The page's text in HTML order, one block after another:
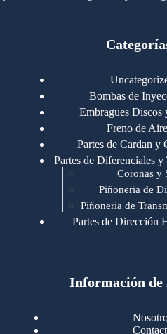
Bombas de
Embragues Discos
Freno de Aire
Partes de Cardan y
Partes de Diferenciales y
Coronas y
Piñoneria de
Piñoneria de
Partes de Dirección
Motores
Información de